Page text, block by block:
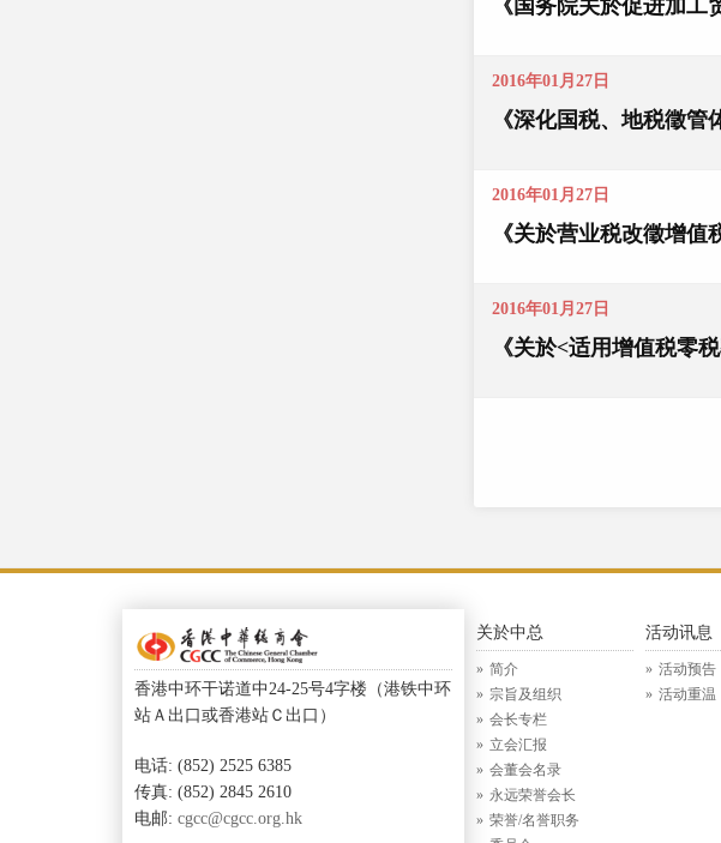
《国务院关於促进加工
2016年01月27日
《深化国税、地税徵管
2016年01月27日
《关於营业税改徵增值
2016年01月27日
《关於<适用增值税零
香港中环干诺道中24-25号4字楼（港铁中环
站Ａ出口或香港站Ｃ出口）
电话: (852) 2525 6385
传真: (852) 2845 2610
电邮: cgcc@cgcc.org.hk
关於中总
简介
宗旨及组织
会长专栏
立会汇报
会董会名录
永远荣誉会长
荣誉/名誉职务
活动讯息
活动预告
活动重温